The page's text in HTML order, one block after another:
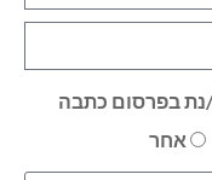
נת בפרסום כתבה
אחר